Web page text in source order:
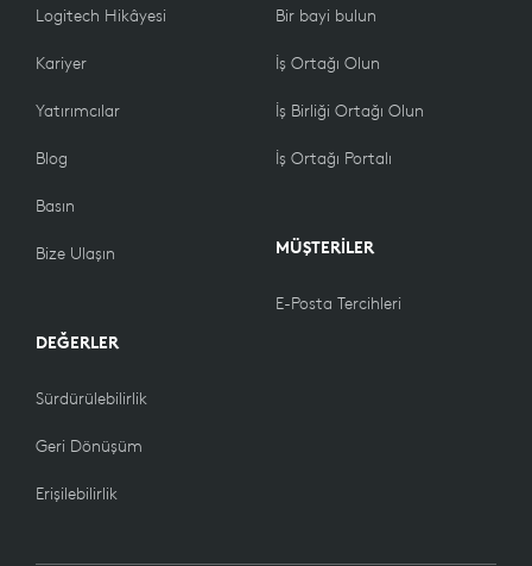
Logitech Hikâyesi
Kariyer
Yatırımcılar
Blog
Basın
Bize Ulaşın
DEĞERLER
Sürdürülebilirlik
Geri Dönüşüm
Erişilebilirlik
Bir bayi bulun
İş Ortağı Olun
İş Birliği Ortağı Olun
İş Ortağı Portalı
MÜŞTERİLER
E-Posta Tercihleri